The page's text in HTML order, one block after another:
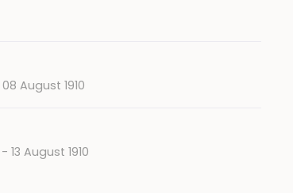
Date
08 August 1910
Date
13 August 1910